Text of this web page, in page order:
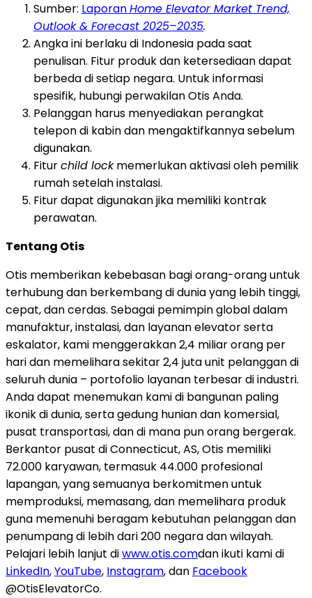
Sumber: LaporanHome Elevator Market Trend,
Outlook & Forecast 2025–2035.
Angka ini berlaku di Indonesia pada saat
penulisan. Fitur produk dan ketersediaan dapat
berbeda di setiap negara. Untuk informasi
spesifik, hubungi perwakilan Otis Anda.
Pelanggan harus menyediakan perangkat
telepon di kabin dan mengaktifkannya sebelum
digunakan.
Fiturchild lockmemerlukan aktivasi oleh pemilik
rumah setelah instalasi.
Fitur dapat digunakan jika memiliki kontrak
perawatan.
Tentang Otis
Otis memberikan kebebasan bagi orang-orang untuk
terhubung dan berkembang di dunia yang lebih tinggi,
cepat, dan cerdas. Sebagai pemimpin global dalam
manufaktur, instalasi, dan layanan elevator serta
eskalator, kami menggerakkan 2,4 miliar orang per
hari dan memelihara sekitar 2,4 juta unit pelanggan di
seluruh dunia – portofolio layanan terbesar di industri.
Anda dapat menemukan kami di bangunan paling
ikonik di dunia, serta gedung hunian dan komersial,
pusat transportasi, dan di mana pun orang bergerak.
Berkantor pusat di Connecticut, AS, Otis memiliki
72.000 karyawan, termasuk 44.000 profesional
lapangan, yang semuanya berkomitmen untuk
memproduksi, memasang, dan memelihara produk
guna memenuhi beragam kebutuhan pelanggan dan
penumpang di lebih dari 200 negara dan wilayah.
Pelajari lebih lanjut diwww.otis.comdan ikuti kami di
LinkedIn,YouTube, Instagram, dan Facebook
@OtisElevatorCo.